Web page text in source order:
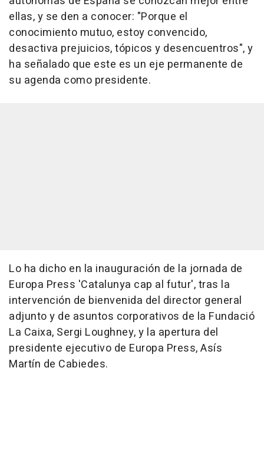
ellas, y se den a conocer: "Porque el
conocimiento mutuo, estoy convencido,
desactiva prejuicios, tópicos y desencuentros", y
ha señalado que este es un eje permanente de
su agenda como presidente.
Lo ha dicho en la inauguración de la jornada de
Europa Press 'Catalunya cap al futur', tras la
intervención de bienvenida del director general
adjunto y de asuntos corporativos de la Fundació
La Caixa, Sergi Loughney, y la apertura del
presidente ejecutivo de Europa Press, Asís
Martín de Cabiedes.